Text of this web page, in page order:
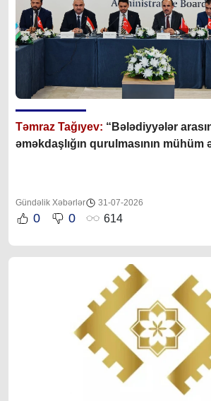
Təmraz Tağıyev: “Bələdiyyələr
əməkdaşlığın qurulmasının mühüm
Gündəlik Xəbərlər 31-07-2026
0 0 614